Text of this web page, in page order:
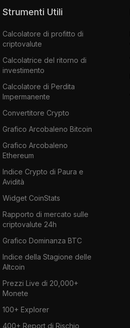
Strumenti Utili
Calcolatore di profitto di
criptovalute
Calcolatrice del ritorno di
investimento
Calcolatore di Perdita
Impermanente
Convertitore Crypto
Grafico Arcobaleno Bitcoin
Grafico Arcobaleno
Ethereum
Indice Crypto di Paura e
Avidità
Widget CoinStats
Rapporto di mercato sulle
criptovalute 24h
Grafico Dominanza BTC
Indice della Stagione delle
Altcoin
Prezzi Live di 20,000+
Monete
100+ Explorer
400+ Report di Rischio